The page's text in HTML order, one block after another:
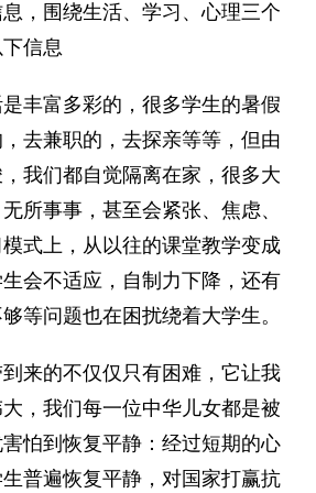
，围绕生活、学习、心理三个
信息
丰富多彩的，很多学生的暑假
去兼职的，去探亲等等，但由
我们都自觉隔离在家，很多大
所事事，甚至会紧张、焦虑、
式上，从以往的课堂教学变成
会不适应，自制力下降，还有
等问题也在困扰绕着大学生。
来的不仅仅只有困难，它让我
，我们每一位中华儿女都是被
怕到恢复平静：经过短期的心
普遍恢复平静，对国家打赢抗